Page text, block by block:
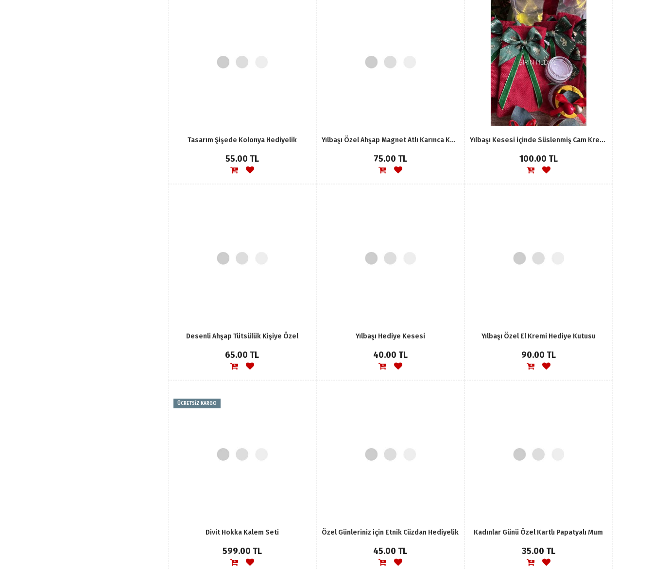
Tasarım Şişede Kolonya Hediyelik
55.00 TL
Yılbaşı Özel Ahşap Magnet Atlı Karınca Kutusu
75.00 TL
Yılbaşı Kesesi içinde Süslenmiş Cam Krem Kavanoz Set
100.00 TL
Desenli Ahşap Tütsülük Kişiye Özel
65.00 TL
Yılbaşı Hediye Kesesi
40.00 TL
Yılbaşı Özel El Kremi Hediye Kutusu
90.00 TL
ÜCRETSİZ KARGO
Divit Hokka Kalem Seti
599.00 TL
Özel Günleriniz için Etnik Cüzdan Hediyelik
45.00 TL
Kadınlar Günü Özel Kartlı Papatyalı Mum
35.00 TL